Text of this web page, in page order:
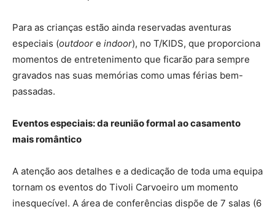
Para as crianças estão ainda reservadas aventuras
especiais (outdoor e indoor), no T/KIDS, que proporciona
momentos de entretenimento que ficarão para sempre
gravados nas suas memórias como umas férias bem-
passadas.
Eventos especiais: da reunião formal ao casamento
mais romântico
A atenção aos detalhes e a dedicação de toda uma equipa
tornam os eventos do Tivoli Carvoeiro um momento
inesquecível. A área de conferências dispõe de 7 salas (6